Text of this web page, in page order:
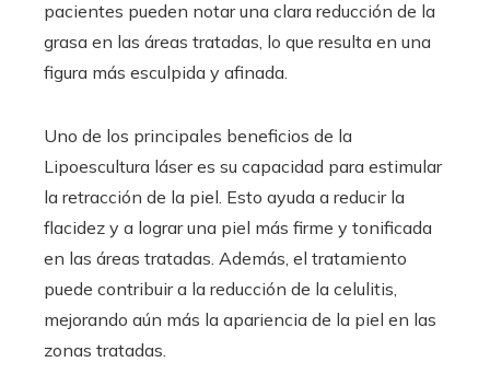
pacientes pueden notar una clara reducción de la
grasa en las áreas tratadas, lo que resulta en una
figura más esculpida y afinada.
Uno de los principales beneficios de la
Lipoescultura láser es su capacidad para estimular
la retracción de la piel. Esto ayuda a reducir la
flacidez y a lograr una piel más firme y tonificada
en las áreas tratadas. Además, el tratamiento
puede contribuir a la reducción de la celulitis,
mejorando aún más la apariencia de la piel en las
zonas tratadas.